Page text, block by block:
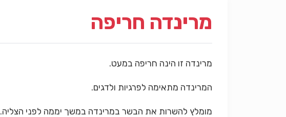
מרינדה חריפה
מרינדה זו הינה חריפה במעט.
המרינדה מתאימה לפרגיות ולדגים.
מומלץ להשרות את הבשר במרינדה במשך יממה לפני הצליה.